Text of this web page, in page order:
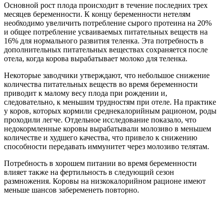
Основной рост плода происходит в течение последних трех
месяцев беременности. К концу беременности нетелям
необходимо увеличить потребление сырого протеина на 20%
и общее потребление усваиваемых питательных веществ на
16% для нормального развития теленка. Эта потребность в
дополнительных питательных веществах сохраняется после
отела, когда корова вырабатывает молоко для теленка.
Некоторые заводчики утверждают, что небольшое снижение
количества питательных веществ во время беременности
приводит к малому весу плода при рождении и,
следовательно, к меньшим трудностям при отеле. На практике
у коров, которых кормили среднекалорийным рационом, роды
проходили легче. Отдельное исследование показало, что
недокормленные коровы вырабатывали молозиво в меньшем
количестве и худшего качества, что привело к снижению
способности передавать иммунитет через молозиво телятам.
Потребность в хорошем питании во время беременности
влияет также на фертильность в следующий сезон
размножения. Коровы на низкокалорийном рационе имеют
меньше шансов забеременеть повторно.